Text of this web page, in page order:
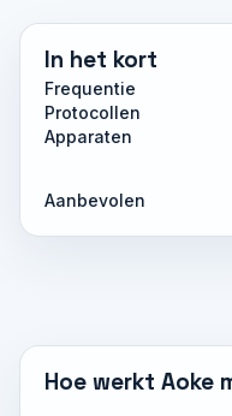
In het kort
Frequentie
Protocollen
Apparaten
Aanbevolen
Hoe werkt Aoke